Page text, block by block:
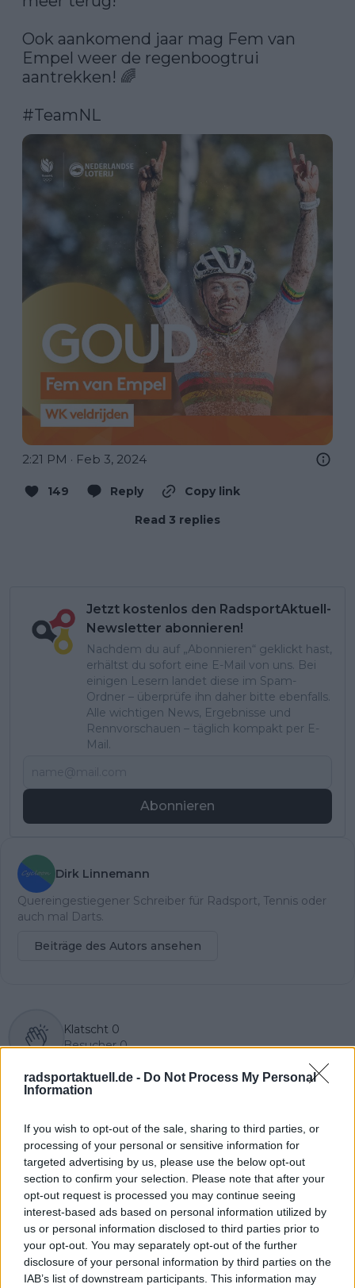
radsportaktuell.de - Do Not Process My Personal
Information
If you wish to opt-out of the sale, sharing to third parties, or
processing of your personal or sensitive information for
targeted advertising by us, please use the below opt-out
section to confirm your selection. Please note that after your
opt-out request is processed you may continue seeing
interest-based ads based on personal information utilized by
us or personal information disclosed to third parties prior to
your opt-out. You may separately opt-out of the further
disclosure of your personal information by third parties on the
IAB’s list of downstream participants. This information may
Ook aankomend jaar mag Fem van
Empel weer de regenboogtrui
aantrekken! 🌈
#TeamNL
2:21 PM · Feb 3, 2024
149 Reply
Copy link
Read 3 replies
Jetzt kostenlos den RadsportAktuell-
Newsletter abonnieren!
Nachdem du auf „Abonnieren“ geklickt hast,
erhältst du sofort eine E-Mail von uns. Bei
einigen Lesern landet diese im Spam-
Ordner – überprüfe ihn daher bitte ebenfalls.
Alle wichtigen News, Ergebnisse und
Rennvorschauen – täglich kompakt per E-
Mail.
Abonnieren
Dirk Linnemann
Quereingestiegener Schreiber für Radsport, Tennis oder
auch mal Darts.
Beiträge des Autors ansehen
Klatscht 0
Besucher 0
Vorheriger Artikel
Aleksandr Vlasov
Comunitat Valenciana,
Brandon McNulty
gewinnt verkürzte
Etappe 4 nach
brutalem
Schlussanstieg
Nächster Artikel
dominantem Sieg bei
der U23-Cyclocross-
Weltmeisterschaft
2024; Treudler und
Sommer auf 12 und 13